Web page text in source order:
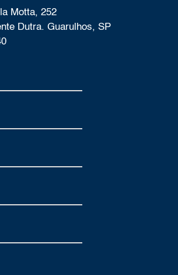
Motta, 252
Dutra. Guarulhos, SP